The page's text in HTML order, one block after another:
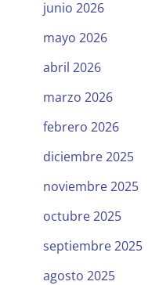
junio 2026
mayo 2026
abril 2026
marzo 2026
febrero 2026
diciembre 2025
noviembre 2025
octubre 2025
septiembre 2025
agosto 2025